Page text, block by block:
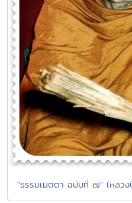
"ธรรมเมตตา ฉบับที่ ๗" (หลวง